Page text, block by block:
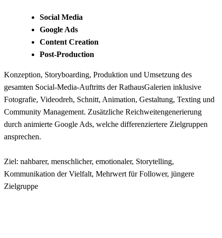
Social Media
Google Ads
Content Creation
Post-Production
Konzeption, Storyboarding, Produktion und Umsetzung des
gesamten Social-Media-Auftritts der RathausGalerien inklusive
Fotografie, Videodreh, Schnitt, Animation, Gestaltung, Texting und
Community Management. Zusätzliche Reichweitengenerierung
durch animierte Google Ads, welche differenziertere Zielgruppen
ansprechen.
Ziel: nahbarer, menschlicher, emotionaler, Storytelling,
Kommunikation der Vielfalt, Mehrwert für Follower, jüngere
Zielgruppe